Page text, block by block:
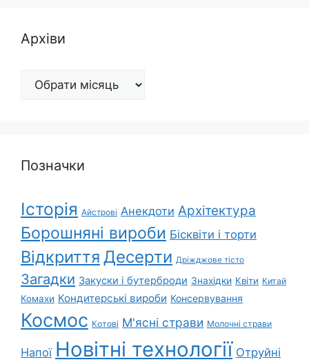
Архіви
Архіви
Позначки
Історія Айстрові Анекдоти Архітектура
Борошняні вироби Бісквіти і торти
Відкриття Десерти Дріжджове тісто
Загадки Закуски і бутерброди Знахідки Квіти Китай
Комахи Кондитерські вироби Консервування
Космос Котові М'ясні страви Молочні страви
Напої Новітні технології Отруйні